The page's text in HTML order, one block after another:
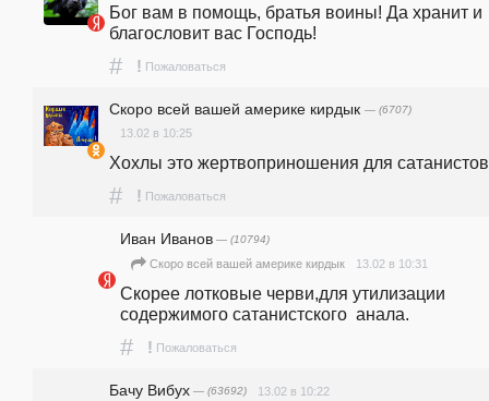
Бог вам в помощь, братья воины! Да хранит и
благословит вас Господь!
# ! Пожаловаться
Скоро всей вашей америке кирдык — (6707)
13.02 в 10:25
Хохлы это жертвоприношения для
# ! Пожаловаться
Иван Иванов — (10794)
Скоро всей вашей америке кирдык 13.02 в 10:31
Скорее лотковые черви,для утилизации
содержимого сатанистского  анала.
# ! Пожаловаться
Бачу Вибух — (63692) 13.02 в 10:22